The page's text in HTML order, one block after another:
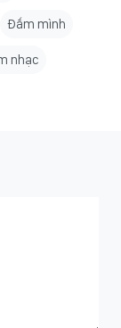
Đắm mình
nhạc